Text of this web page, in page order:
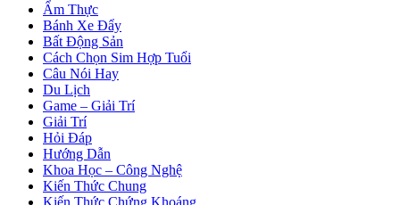
Ẩm Thực
Bánh Xe Đẩy
Bất Động Sản
Cách Chọn Sim Hợp Tuổi
Câu Nói Hay
Du Lịch
Game – Giải Trí
Giải Trí
Hỏi Đáp
Hướng Dẫn
Khoa Học – Công Nghệ
Kiến Thức Chung
Kiến Thức Chứng Khoáng